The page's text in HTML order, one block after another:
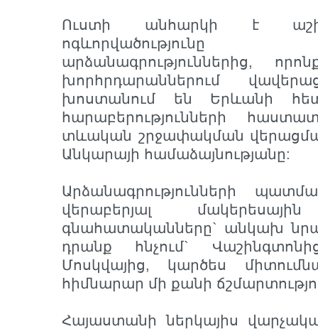
Ուստի անհարկի է
ոգևորվածությունը
արձանագրություններից,
խորհրդարաններում
խոստանում են Երևանի
հարաբերությունների
տևական շրջափակման
Անկարայի համաձայնությանը:
Արձանագրությունների
վերաբերյալ
գնահատականները` անկախ
դրանք հնչում`
Մոսկվայից, կարծես
հիմնարար մի քանի
Հայաստանի ներկայիս